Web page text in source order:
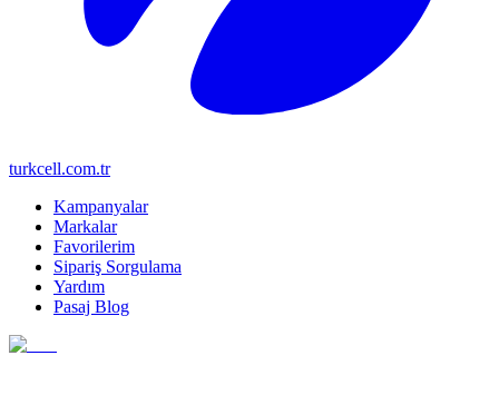
turkcell.com.tr
Kampanyalar
Markalar
Favorilerim
Sipariş Sorgulama
Yardım
Pasaj Blog